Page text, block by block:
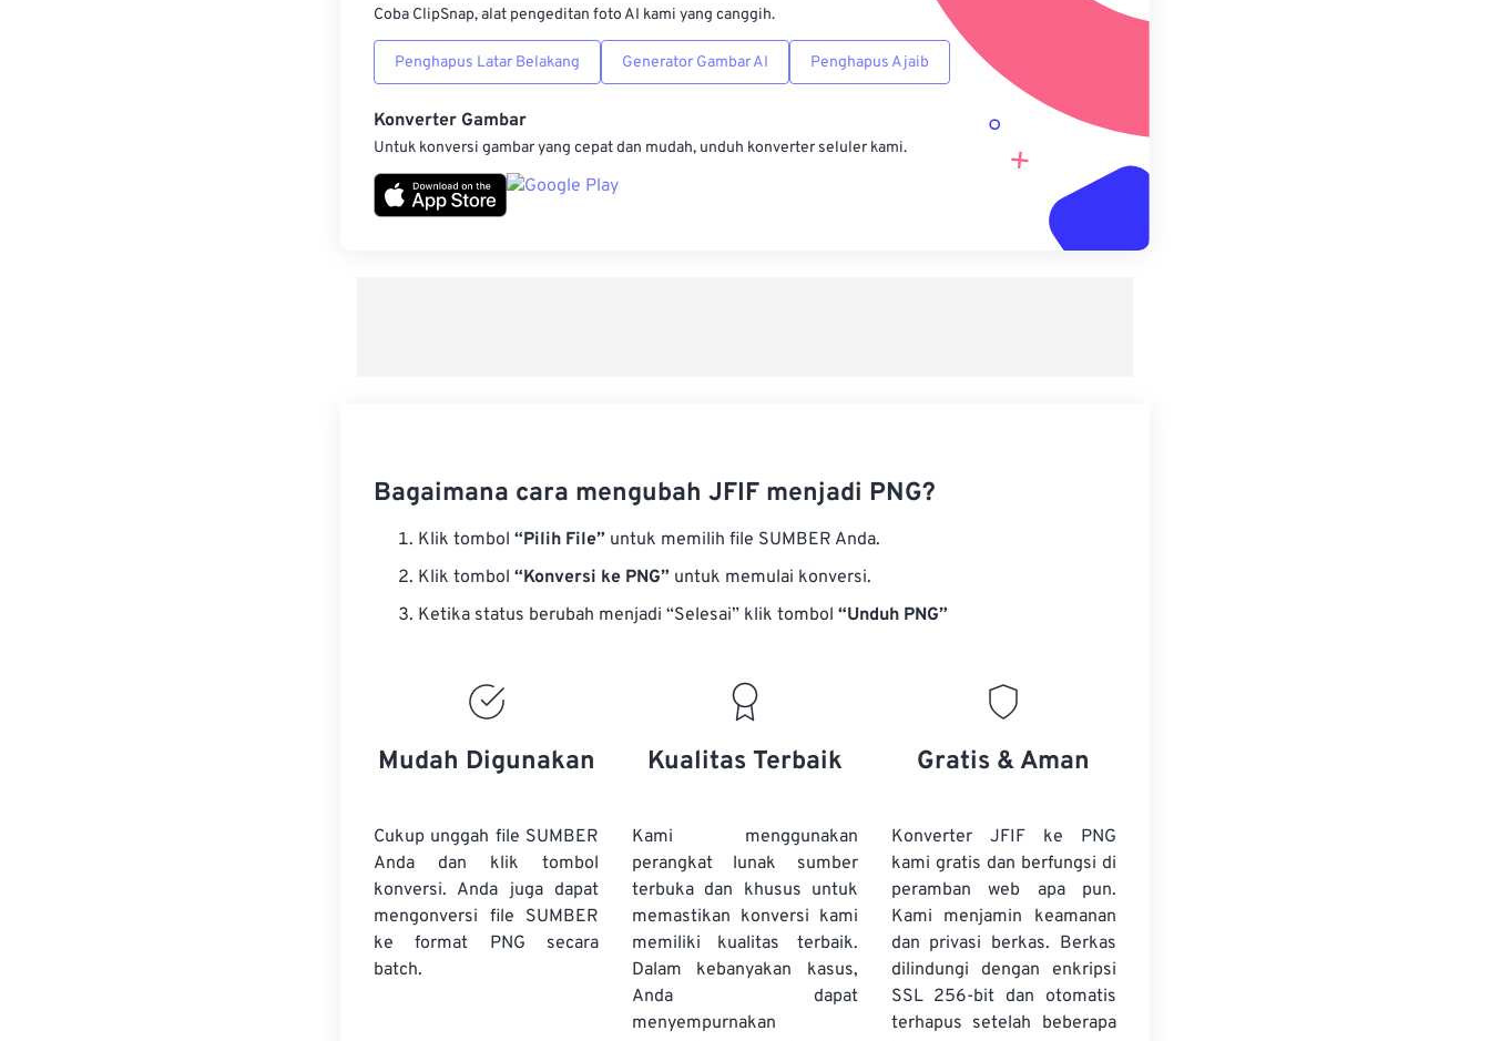
Coba ClipSnap, alat pengeditan foto AI kami yang canggih.
Penghapus Latar Belakang Generator Gambar AI Penghapus Ajaib
Konverter Gambar
Untuk konversi gambar yang cepat dan mudah, unduh konverter seluler kami.
Bagaimana cara mengubah JFIF menjadi PNG?
Klik tombol “Pilih File” untuk memilih file SUMBER Anda.
Klik tombol “Konversi ke PNG” untuk memulai konversi.
Ketika status berubah menjadi “Selesai” klik tombol “Unduh PNG”
Mudah Digunakan
Cukup unggah file SUMBER
Anda dan klik tombol
konversi. Anda juga dapat
mengonversi file SUMBER
ke format PNG secara
batch.
Kualitas Terbaik
Kami menggunakan
perangkat lunak sumber
terbuka dan khusus untuk
memastikan konversi kami
memiliki kualitas terbaik.
Dalam kebanyakan kasus,
Anda dapat
menyempurnakan
Gratis & Aman
Konverter JFIF ke PNG
kami gratis dan berfungsi di
peramban web apa pun.
Kami menjamin keamanan
dan privasi berkas. Berkas
dilindungi dengan enkripsi
SSL 256-bit dan otomatis
terhapus setelah beberapa